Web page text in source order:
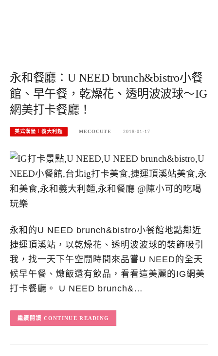
永和餐廳：U NEED brunch&bistro小餐
館、早午餐，乾燥花、透明波波球～IG
網美打卡餐廳！
美式漢堡︱義大利麵 MECOCUTE 2018-01-17
永和的U NEED brunch&bistro小餐館地點鄰近
捷運頂溪站，以乾燥花、透明波波球的裝飾吸引
我，找一天下午空閒時間來品嘗U NEED的全天
候早午餐、燉飯還有飲品，看看這美麗的IG網美
打卡餐廳。 U NEED brunch&…
CONTINUE READING